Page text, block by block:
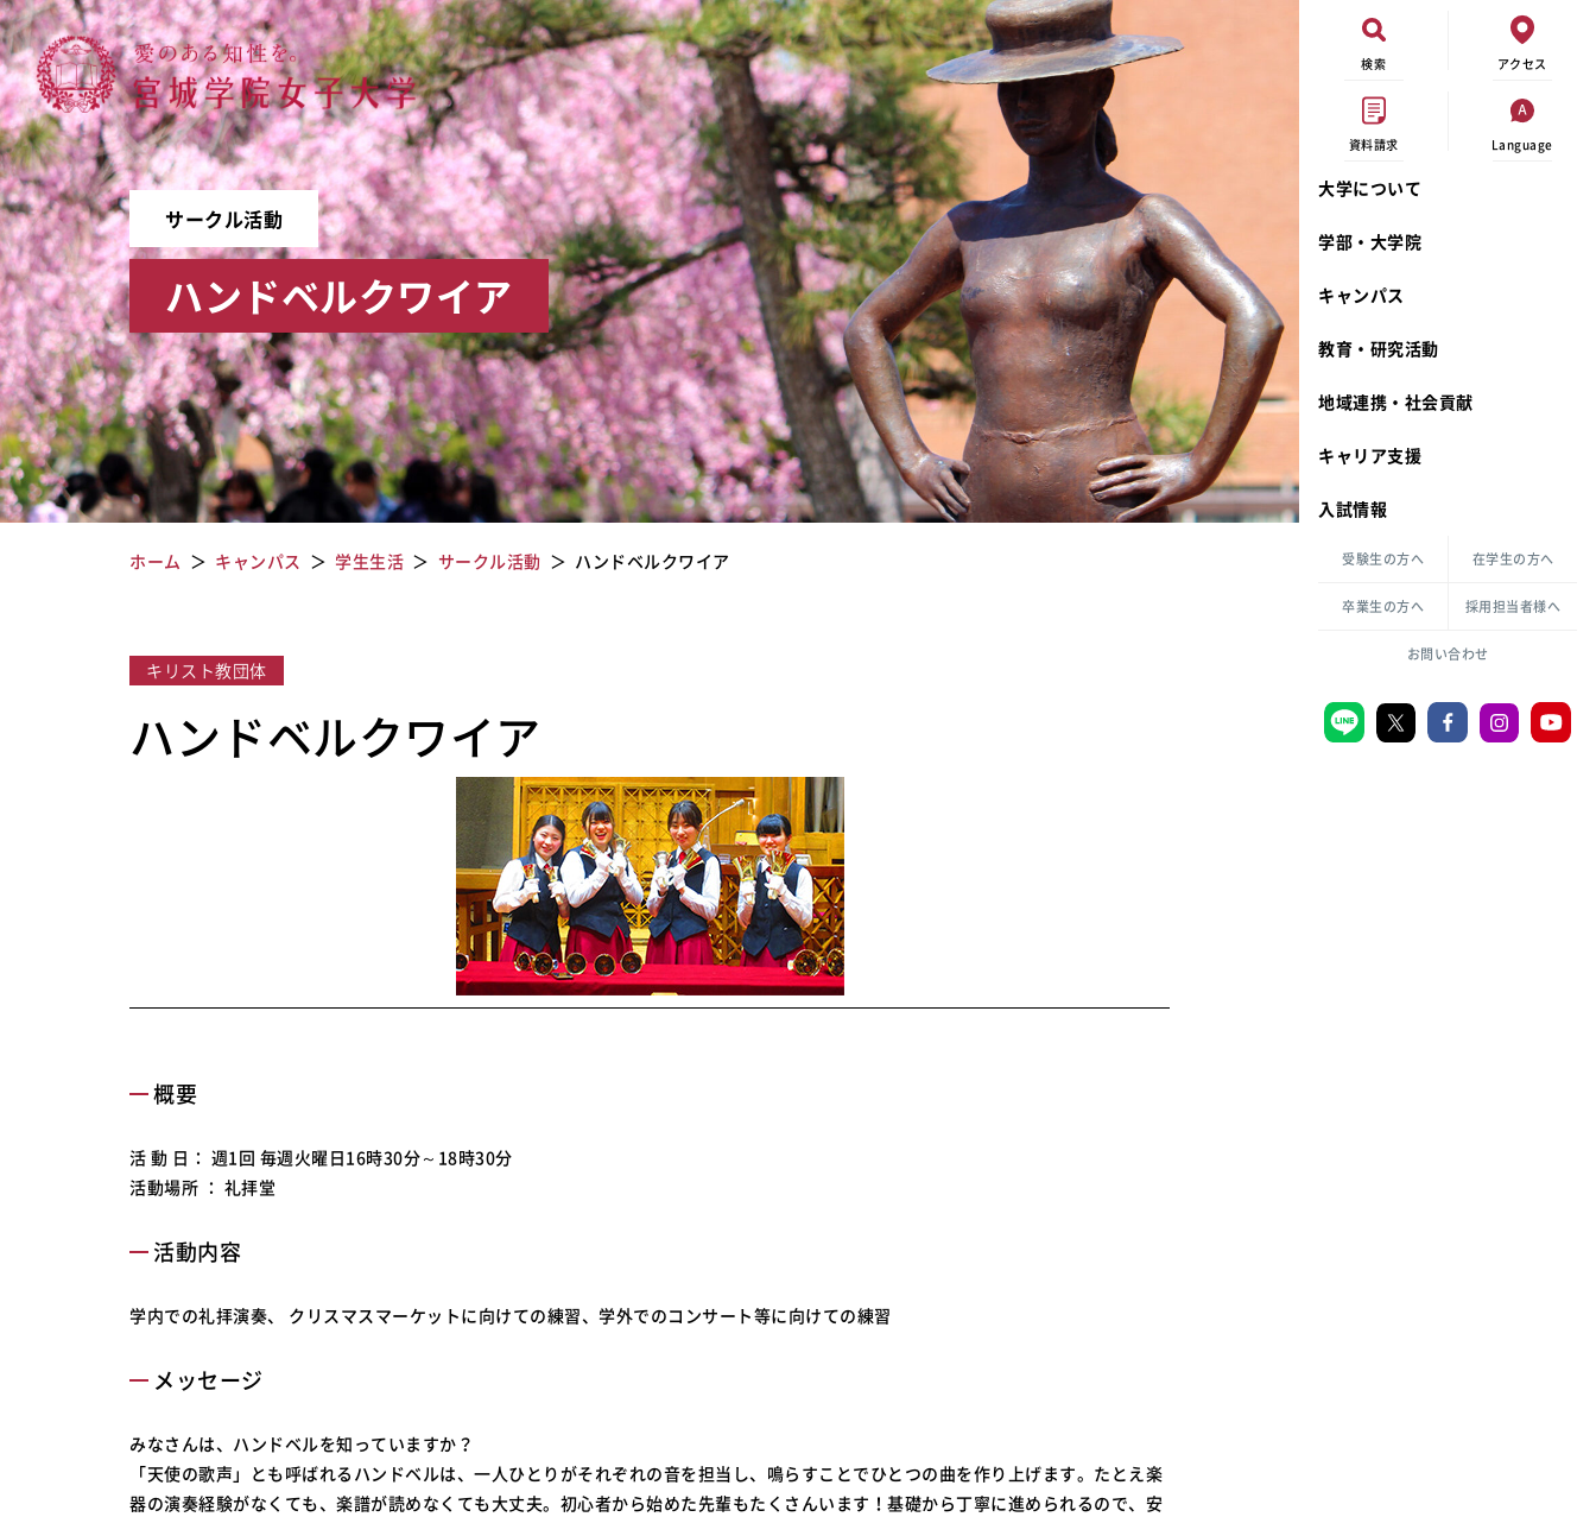
検索 アクセス
資料請求 Language
大学について
宮城学院 校歌
礼拝堂
カリキュラム・ポリシー
倫理憲章
ハラスメントの防止
共生のための多様性宣言
学部・大学院
生活文化デザイン学科
一般教育課程
キャンパス
奨学金
大学祭
キャンパスメンバーズ
教職センター
学芸員課程
図書館司書課程
教育・研究活動動物実験に関する情報公開
教員一覧
大学刊行物
地域連携・社会貢献
カリキュラム・入室方法
キャリア支援
入試情報
出張講義
大学見学
相談フォーム
資料請求
受験生の方へ 在学生の方へ
卒業生の方へ 採用担当者様へ
お問い合わせ
宮城学院女子大学
サークル活動
ハンドベルクワイア
ホーム キャンパス 学生生活 サークル活動 ハンドベルクワイア
キリスト教団体
ハンドベルクワイア
概要
活 動 日： 週1回 毎週火曜日16時30分～18時30分
活動場所 ： 礼拝堂
活動内容
学内での礼拝演奏、 クリスマスマーケットに向けての練習、学外でのコンサート等に向けての練習
メッセージ
みなさんは、ハンドベルを知っていますか？
「天使の歌声」とも呼ばれるハンドベルは、一人ひとりがそれぞれの音を担当し、鳴らすことでひとつの曲を作り上げます。たとえ楽
器の演奏経験がなくても、楽譜が読めなくても大丈夫。初心者から始めた先輩もたくさんいます！基礎から丁寧に進められるので、安